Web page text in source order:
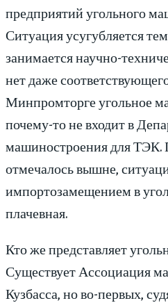
предприятий угольного
Ситуация усугубляется
занимается научно-
нет даже
Минпромторге угольное
почему-то не входит в
машиностроения для ТЭК.
отмечалось вышне,
импортозамещением в
плачевная.
Кто же представляет
Существует Ассоциация
Кузбасса, но во-первых,